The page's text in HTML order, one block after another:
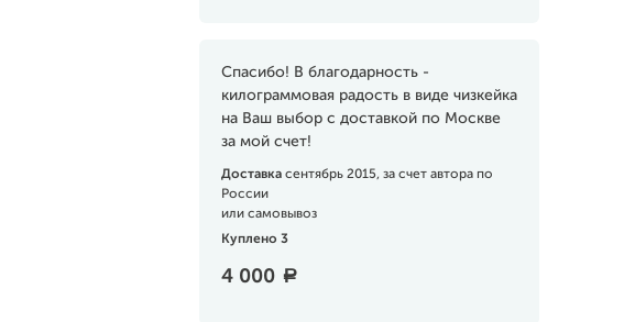
Спасибо! В благодарность -
килограммовая радость в виде чизкейка
на Ваш выбор с доставкой по Москве
за мой счет!
Доставка сентябрь 2015, за счет автора по
России
или самовывоз
Куплено 3
4 000 a